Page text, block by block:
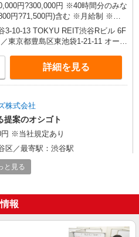
円?300,000円 ※40時間分のみな
円?71,500円)含む ※月給制 ※予
でも目安の金額であり、選考を通
あります。 ＜モデル年収例
／ 31歳 マネージャー職 経験5年
28歳 サブマネージャー職 経験3年
25歳 リーダー職 経験2年
3-10-13 TOKYU REIT渋谷Rビル 6F
東京都豊島区東池袋1-21-11 オーク
ス新宿 9F 秋葉原オフィス／台東区
原ビジネスセンター 3F ※面接時に
お伺いします
詳細を見る
株式会社
提案のオシゴト
円 ※当社規定あり
区／最寄駅：渋谷駅
メディケアサポート事業部）
と見る
報